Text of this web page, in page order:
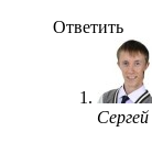
Ответить
Сергей